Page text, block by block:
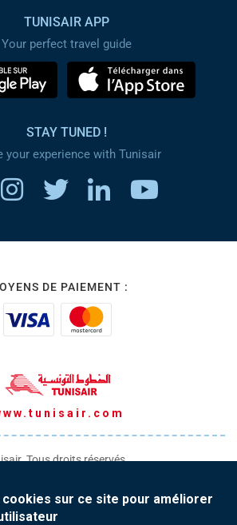
TUNISAIR APP
Your perfect travel guide
STAY TUNED !
your experience with Tunisair
DE PAIEMENT :
Tous droits réservés
de Vente
cookies sur ce site pour améliorer